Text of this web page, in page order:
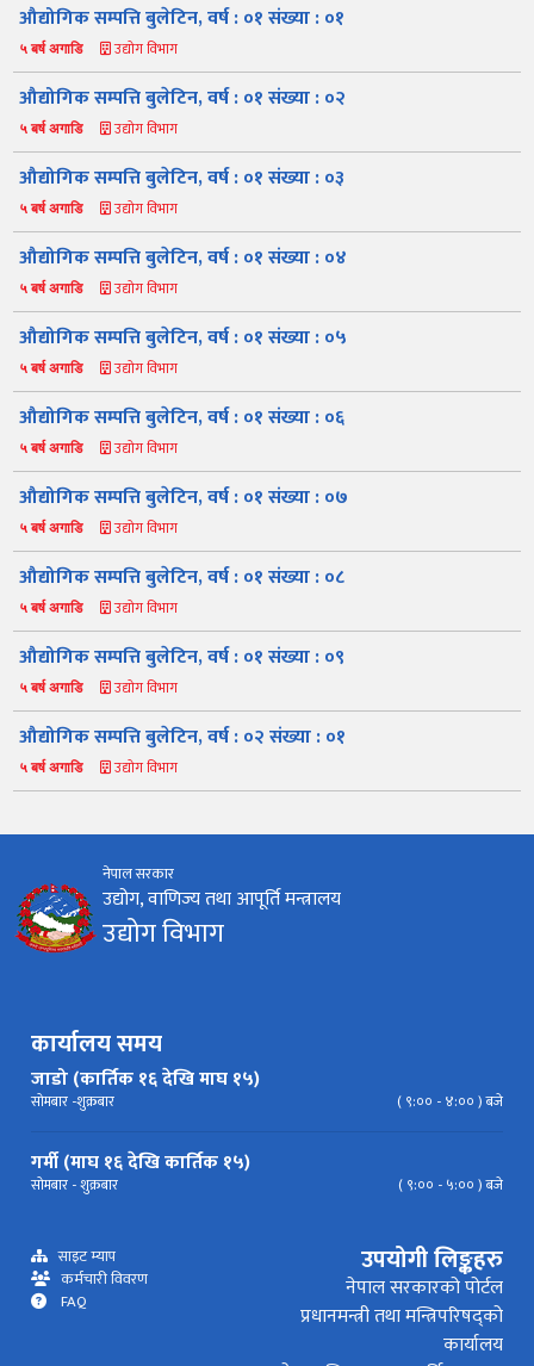
औद्योगिक सम्पत्ति बुलेटिन, वर्ष : ०१ संख्या : ०१
५ बर्ष अगाडि उद्योग विभाग
औद्योगिक सम्पत्ति बुलेटिन, वर्ष : ०१ संख्या : ०२
५ बर्ष अगाडि उद्योग विभाग
औद्योगिक सम्पत्ति बुलेटिन, वर्ष : ०१ संख्या : ०३
५ बर्ष अगाडि उद्योग विभाग
औद्योगिक सम्पत्ति बुलेटिन, वर्ष : ०१ संख्या : ०४
५ बर्ष अगाडि उद्योग विभाग
औद्योगिक सम्पत्ति बुलेटिन, वर्ष : ०१ संख्या : ०५
५ बर्ष अगाडि उद्योग विभाग
औद्योगिक सम्पत्ति बुलेटिन, वर्ष : ०१ संख्या : ०६
५ बर्ष अगाडि उद्योग विभाग
औद्योगिक सम्पत्ति बुलेटिन, वर्ष : ०१ संख्या : ०७
५ बर्ष अगाडि उद्योग विभाग
औद्योगिक सम्पत्ति बुलेटिन, वर्ष : ०१ संख्या : ०८
५ बर्ष अगाडि उद्योग विभाग
औद्योगिक सम्पत्ति बुलेटिन, वर्ष : ०१ संख्या : ०९
५ बर्ष अगाडि उद्योग विभाग
औद्योगिक सम्पत्ति बुलेटिन, वर्ष : ०२ संख्या : ०१
५ बर्ष अगाडि उद्योग विभाग
सहायक । यहाँहरुलाई म कसरी सहायता गर्न सक्छु भनेर हेर्न कृपया बटनहरुमा
थिच्नुहोस्।
सूचना
मापदण्ड
नेपाल सरकार
उद्योग, वाणिज्य तथा आपूर्ति मन्त्रालय
उद्योग विभाग
कार्यालय समय
जाडो (कार्तिक १६ देखि माघ १५)
सोमबार -शुक्रबार ( ९:०० - ४:०० ) बजे
गर्मी (माघ १६ देखि कार्तिक १५)
सोमबार - शुक्रबार ( ९:०० - ५:०० ) बजे
साइट म्याप
कर्मचारी विवरण
FAQ
उपयोगी लिङ्कहरु
नेपाल सरकारको पोर्टल
प्रधानमन्त्री तथा मन्त्रिपरिषद्को
कार्यालय